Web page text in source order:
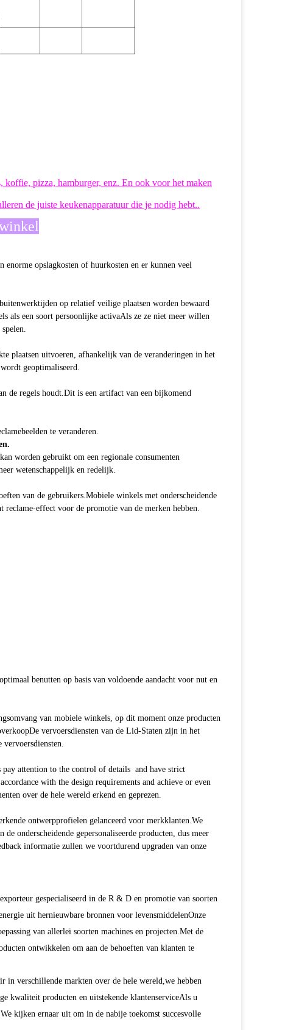
pizza, hamburger, enz. En ook voor het maken
de juiste keukenapparatuur die je nodig hebt..
opslagkosten of huurkosten en er kunnen veel
op relatief veilige plaatsen worden bewaard
als een soort persoonlijke activaAls ze ze niet meer willen
plaatsen uitvoeren, afhankelijk van de veranderingen in het
geoptimaliseerd.
de regels houdt.Dit is een artifact van een bijkomend
te veranderen.
worden gebruikt om een regionale consumenten
wetenschappelijk en redelijk.
van de gebruikers.Mobiele winkels met onderscheidende
reclame-effect voor de promotie van de merken hebben.
benutten op basis van voldoende aandacht voor nut en
van mobiele winkels, op dit moment onze producten
vervoersdiensten van de Lid-Staten zijn in het
attention to the control of details and have strict
with the design requirements and achieve or even
over de hele wereld erkend en geprezen.
ontwerpprofielen gelanceerd voor merkklanten.We
onderscheidende gepersonaliseerde producten, dus meer
informatie zullen we voortdurend upgraden van onze
uit hernieuwbare bronnen voor levensmiddelenOnze
van allerlei soorten machines en projecten.Met de
ontwikkelen om aan de behoeften van klanten te
verschillende markten over de hele wereld,we hebben
kwaliteit producten en uitstekende klantenserviceAls u
kijken ernaar uit om in de nabije toekomst succesvolle